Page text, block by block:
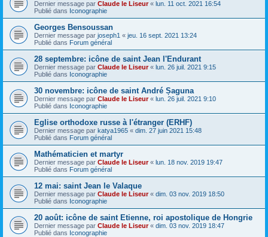
Dernier message par Claude le Liseur« lun. 11 oct. 2021 16:54
Publié dans Iconographie
Georges Bensoussan
Dernier message par joseph1 « jeu. 16 sept. 2021 13:24
Publié dans Forum général
28 septembre: icône de saint Jean l'Endurant
Dernier message par Claude le Liseur« lun. 26 juil. 2021 9:15
Publié dans Iconographie
30 novembre: icône de saint André Șaguna
Dernier message par Claude le Liseur« lun. 26 juil. 2021 9:10
Publié dans Iconographie
Eglise orthodoxe russe à l'étranger (ERHF)
Dernier message par katya1965 « dim. 27 juin 2021 15:48
Publié dans Forum général
Mathématicien et martyr
Dernier message par Claude le Liseur« lun. 18 nov. 2019 19:47
Publié dans Forum général
12 mai: saint Jean le Valaque
Dernier message par Claude le Liseur« dim. 03 nov. 2019 18:50
Publié dans Iconographie
20 août: icône de saint Etienne, roi apostolique de Hongrie
Dernier message par Claude le Liseur« dim. 03 nov. 2019 18:47
Publié dans Iconographie